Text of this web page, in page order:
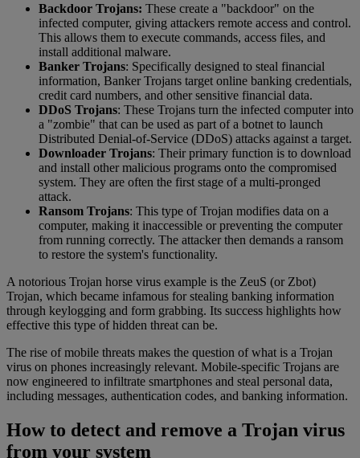
Backdoor Trojans: These create a "backdoor" on the
infected computer, giving attackers remote access and control.
This allows them to execute commands, access files, and
install additional malware.
Banker Trojans: Specifically designed to steal financial
information, Banker Trojans target online banking credentials,
credit card numbers, and other sensitive financial data.
DDoS Trojans: These Trojans turn the infected computer into
a "zombie" that can be used as part of a botnet to launch
Distributed Denial-of-Service (DDoS) attacks against a target.
Downloader Trojans: Their primary function is to download
and install other malicious programs onto the compromised
system. They are often the first stage of a multi-pronged
attack.
Ransom Trojans: This type of Trojan modifies data on a
computer, making it inaccessible or preventing the computer
from running correctly. The attacker then demands a ransom
to restore the system's functionality.
A notorious Trojan horse virus example is the ZeuS (or Zbot)
Trojan, which became infamous for stealing banking information
through keylogging and form grabbing. Its success highlights how
effective this type of hidden threat can be.
The rise of mobile threats makes the question of what is a Trojan
virus on phones increasingly relevant. Mobile-specific Trojans are
now engineered to infiltrate smartphones and steal personal data,
including messages, authentication codes, and banking information.
How to detect and remove a Trojan virus
from your system